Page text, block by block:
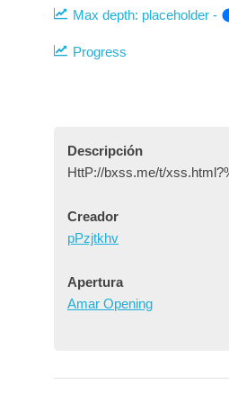
Max depth: placeholder -
Progress
Descripción
HttP://bxss.me/t/
Creador
pPzjtkhv
Apertura
Amar Opening